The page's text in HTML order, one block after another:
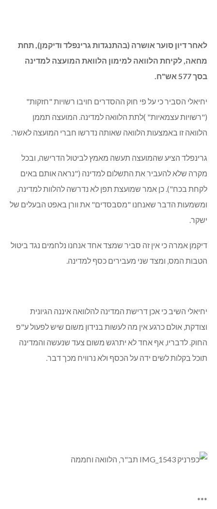
לאחר דיון סוער אושרה (בהתנגדות גרינפלד ודיקמן), תחת
מחאה, לקיחת הלוואה למימון הלוואת המועצה למדינה
בסך 577 אש"ח.
יחיאלי הסביר כי על פי חוק ההסדרים חויבו רשויות "חזקות"
("רשויות עצמאיות" )לתת הלוואה למדינה. המועצה תממן
הלוואה זו באמצעות הלוואה שאותה נדרשו חברי המועצה לאשר.
גרינפלד הציע שהמועצה תעשה מאמץ לביטול הדרישה, ובכל
מקרה שלא להעביר את התשלום למדינה ("נראה אותם באים
לקחת בכח"). כן אמר שמועצת תפן לא נדרשה להלוות למדינה,
ומשמעות הדבר שאנחנו "מסבסדים" את וורן באפט הבעלים של
ישקר.
דיקמן אמרה כי אין זה סביר שמצד אחד אנחנו נלחמים נגד ביטול
הטבות המס, ומצד שני מעבירים כסף למדינה.
יחיאלי השיב כי אכן דרישת המדינה להלוואה איננה הגיונית
וצודקת, אולם כרגע אין מה לעשות בנידון משום שיש לפעול ע"פ
החוק. לדבריו, אף אחד לא יתרגש משום צעד שנעשה והמדינה
תוכל בקלות לשים ידה על הכסף ולא נרוויח מכך דבר.
***